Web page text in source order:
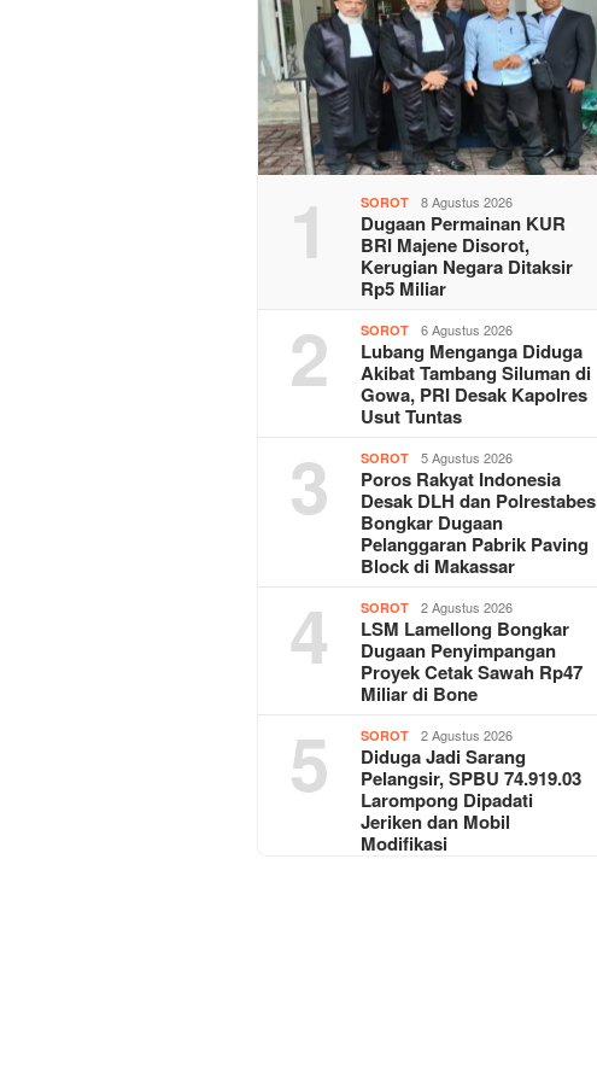
1 SOROT 8 Agustus 2026
Dugaan Permainan KUR
BRI Majene Disorot,
Kerugian Negara Ditaksir
Rp5 Miliar
2 SOROT 6 Agustus 2026
Lubang Menganga Diduga
Akibat Tambang Siluman di
Gowa, PRI Desak Kapolres
Usut Tuntas
3 SOROT 5 Agustus 2026
Poros Rakyat Indonesia
Desak DLH dan Polrestabes
Bongkar Dugaan
Pelanggaran Pabrik Paving
Block di Makassar
4 SOROT 2 Agustus 2026
LSM Lamellong Bongkar
Dugaan Penyimpangan
Proyek Cetak Sawah Rp47
Miliar di Bone
5 SOROT 2 Agustus 2026
Diduga Jadi Sarang
Pelangsir, SPBU 74.919.03
Larompong Dipadati
Jeriken dan Mobil
Modifikasi